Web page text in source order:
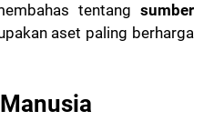
tentang sumber
aset paling berharga